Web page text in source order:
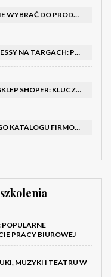
RODZAJE FALCAREK I BIGÓWEK: JAKIE WYBRAĆ DO PRODUKCJI?
JAK SKUTECZNIE PROWADZIĆ HOSTESSY NA TARGACH: PORADNIK I SZKOLENIA
JAK SKUTECZNIE POZYCJONOWAĆ SKLEP SHOPER: KLUCZOWE KROKI I STRATEGIE
KLUCZOWE ELEMENTY SKUTECZNEGO KATALOGU FIRMOWEGO I BROSZURY
PRACY BIUROWEJ
MUZYKI I TEATRU W